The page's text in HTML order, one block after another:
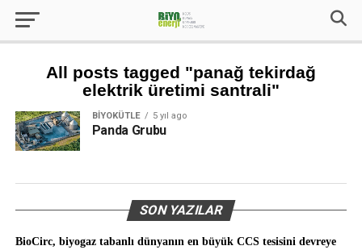
All posts tagged "panağ tekirdağ
elektrik üretimi santrali"
BIYOKÜTLE 5 yıl ago
Panda Grubu
SON YAZILAR
BioCirc, biyogaz tabanlı dünyanın en büyük CCS tesisini devreye